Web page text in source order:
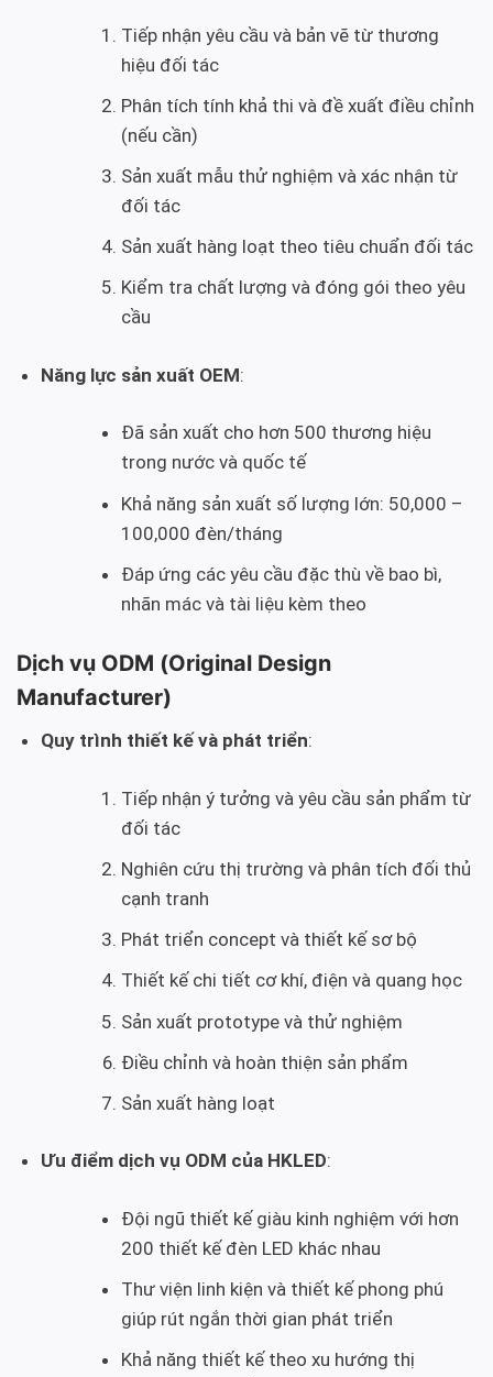
Tiếp nhận yêu cầu và bản vẽ từ thương
hiệu đối tác
Phân tích tính khả thi và đề xuất điều chỉnh
(nếu cần)
Sản xuất mẫu thử nghiệm và xác nhận từ
đối tác
Sản xuất hàng loạt theo tiêu chuẩn đối tác
Kiểm tra chất lượng và đóng gói theo yêu
cầu
Năng lực sản xuất OEM:
Đã sản xuất cho hơn 500 thương hiệu
trong nước và quốc tế
Khả năng sản xuất số lượng lớn: 50,000 –
100,000 đèn/tháng
Đáp ứng các yêu cầu đặc thù về bao bì,
nhãn mác và tài liệu kèm theo
Dịch vụ ODM (Original Design
Manufacturer)
Quy trình thiết kế và phát triển:
Tiếp nhận ý tưởng và yêu cầu sản phẩm từ
đối tác
Nghiên cứu thị trường và phân tích đối thủ
cạnh tranh
Phát triển concept và thiết kế sơ bộ
Thiết kế chi tiết cơ khí, điện và quang học
Sản xuất prototype và thử nghiệm
Điều chỉnh và hoàn thiện sản phẩm
Sản xuất hàng loạt
Ưu điểm dịch vụ ODM của HKLED:
Đội ngũ thiết kế giàu kinh nghiệm với hơn
200 thiết kế đèn LED khác nhau
Thư viện linh kiện và thiết kế phong phú
giúp rút ngắn thời gian phát triển
Khả năng thiết kế theo xu hướng thị